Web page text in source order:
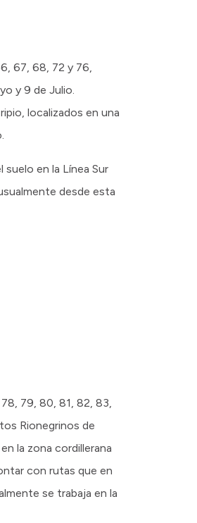
67, 68, 72 y 76,
y 9 de Julio.
localizados en una
en la Línea Sur
desde esta
79, 80, 81, 82, 83,
Rionegrinos de
la zona cordillerana
con rutas que en
se trabaja en la